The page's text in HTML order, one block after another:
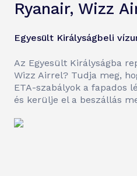
Ryanair, Wizz
Egyesült Királyságbeli
Az Egyesült Királyságba
Wizz Airrel? Tudja meg,
ETA-szabályok a fapados
és kerülje el a beszállás